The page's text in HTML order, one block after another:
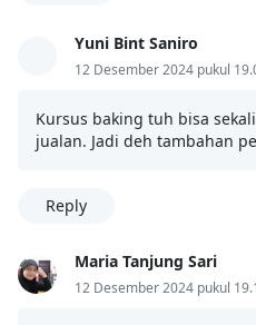
Yuni Bint Saniro
12 Desember 2024 pukul
Kursus baking tuh bisa
jualan. Jadi deh tambahan
Reply
Maria Tanjung Sari
12 Desember 2024 pukul